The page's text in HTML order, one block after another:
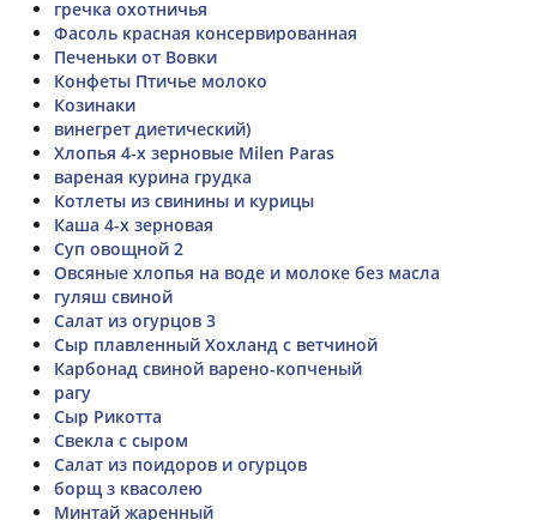
гречка охотничья
Фасоль красная консервированная
Печеньки от Вовки
Конфеты Птичье молоко
Козинаки
винегрет диетический)
Хлопья 4-х зерновые Milen Paras
вареная курина грудка
Котлеты из свинины и курицы
Каша 4-х зерновая
Суп овощной 2
Овсяные хлопья на воде и молоке без масла
гуляш свиной
Салат из огурцов 3
Сыр плавленный Хохланд с ветчиной
Карбонад свиной варено-копченый
рагу
Сыр Рикотта
Свекла с сыром
Салат из поидоров и огурцов
борщ з квасолею
Минтай жаренный